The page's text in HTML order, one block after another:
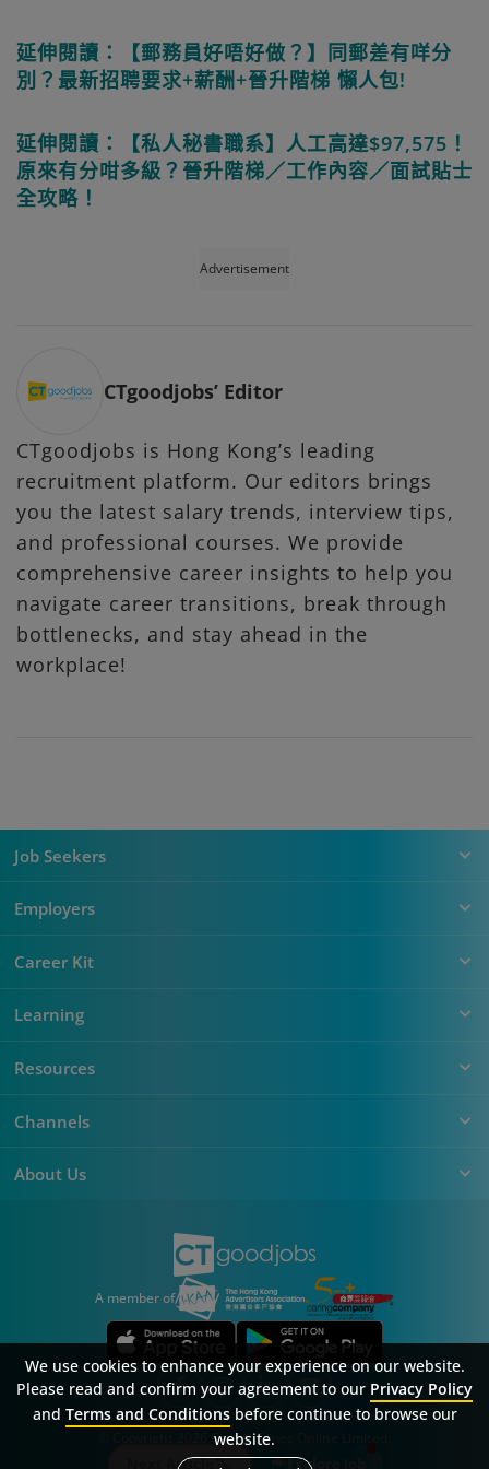
Next Article Explore Job
延伸閱讀：【郵務員好唔好做？】同郵差有咩分
別？最新招聘要求+薪酬+晉升階梯 懶人包!
延伸閱讀：【私人秘書職系】人工高達$97,575！
原來有分咁多級？晉升階梯／工作內容／面試貼士
全攻略！
Advertisement
CTgoodjobs’ Editor
CTgoodjobs is Hong Kong’s leading
recruitment platform. Our editors brings
you the latest salary trends, interview tips,
and professional courses. We provide
comprehensive career insights to help you
navigate career transitions, break through
bottlenecks, and stay ahead in the
workplace!
Job Seekers
Employers
Career Kit
Learning
Resources
Channels
About Us
A member of
© Copyright 2026 Career Times Online Limited.
All rights reserved.
SitemapFAQPrivacy PolicyTerms & Conditions
We use cookies to enhance your experience on our website.
Please read and confirm your agreement to our Privacy Policy
and Terms and Conditionsbefore continue to browse our
website.